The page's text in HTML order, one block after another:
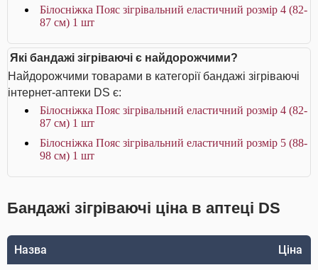
Білосніжка Пояс зігрівальний еластичний розмір 4 (82-
87 см) 1 шт
Які бандажі зігріваючі є найдорожчими?
Найдорожчими товарами в категорії бандажі зігріваючі
інтернет-аптеки DS є:
Білосніжка Пояс зігрівальний еластичний розмір 4 (82-
87 см) 1 шт
Білосніжка Пояс зігрівальний еластичний розмір 5 (88-
98 см) 1 шт
Бандажі зігріваючі ціна в аптеці DS
Назва Ціна